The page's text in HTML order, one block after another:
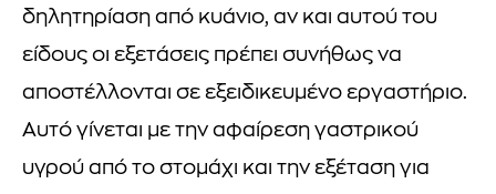
δηλητηρίαση από κυάνιο, αν και αυτού του
είδους οι εξετάσεις πρέπει συνήθως να
αποστέλλονται σε εξειδικευμένο εργαστήριο.
Αυτό γίνεται με την αφαίρεση γαστρικού
υγρού από το στομάχι και την εξέταση για